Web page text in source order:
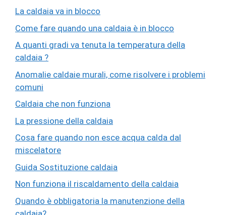
La caldaia va in blocco
Come fare quando una caldaia è in blocco
A quanti gradi va tenuta la temperatura della
caldaia ?
Anomalie caldaie murali, come risolvere i problemi
comuni
Caldaia che non funziona
La pressione della caldaia
Cosa fare quando non esce acqua calda dal
miscelatore
Guida Sostituzione caldaia
Non funziona il riscaldamento della caldaia
Quando è obbligatoria la manutenzione della